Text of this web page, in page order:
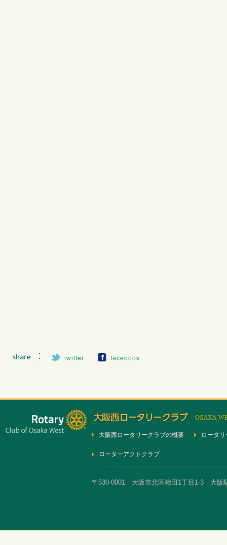
twitter facebook
大阪西ロータリークラブの概要 ロータ
ローターアクトクラブ
〒530-0001 大阪市北区梅田1丁目1-3 大阪